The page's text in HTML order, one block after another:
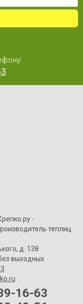
-
теплиц
д. 138
выходных
16-63